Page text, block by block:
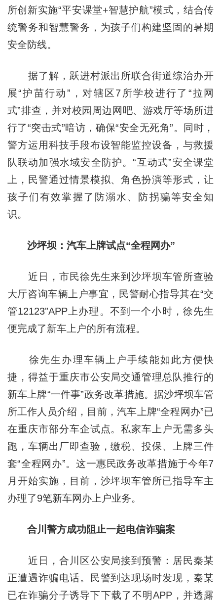
所创新实施“平安课堂+智慧护航”模式，结合传
统警务和智慧警务，为孩子们构建坚固的暑期
安全防线。
据了解，跃进村派出所联合街道综治办开
展“护苗行动”，对辖区7所学校进行了“拉网
式”排查，并对校园周边网吧、游戏厅等场所进
行了“突击式”暗访，确保“安全无死角”。同时，
警方运用科技手段布设智能监控设备，与救援
队联动加强水域安全防护。“互动式”安全课堂
上，民警通过情景模拟、角色扮演等形式，让
孩子们有效掌握了防溺水、防拐骗等安全知
识。
沙坪坝：汽车上牌试点“全程网办”
近日，市民徐先生来到沙坪坝车管所查验
大厅咨询车辆上户事宜，民警耐心指导其在“交
管12123”APP上办理。不到一个小时，徐先生
便完成了新车上户的所有流程。
徐先生办理车辆上户手续能如此方便快
捷，得益于重庆市公安局交通管理总队推行的
新车上牌“一件事”政务改革措施。据沙坪坝车管
所工作人员介绍，目前，汽车上牌“全程网办”已
在重庆市部分车企试点。私家车上户无需多头
跑，车辆出厂即查验，缴税、投保、上牌三件
套“全程网办”。这一惠民政务改革措施于今年7
月开始实施，目前，沙坪坝车管所已指导车主
办理了9笔新车网办上户业务。
合川警方成功阻止一起电信诈骗案
近日，合川区公安局接到预警：居民秦某
正遭遇诈骗电话。民警到达现场时发现，秦某
已在诈骗分子诱导下下载了不明APP，并透露